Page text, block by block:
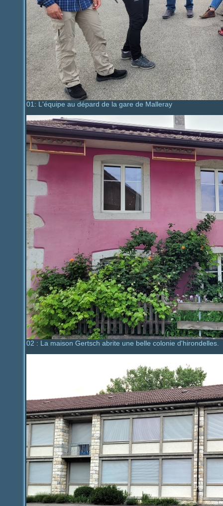
01: L'équipe au dépard de la gare de Malleray
02 : La maison Gertsch abrite une belle colonie d'hirondelles.